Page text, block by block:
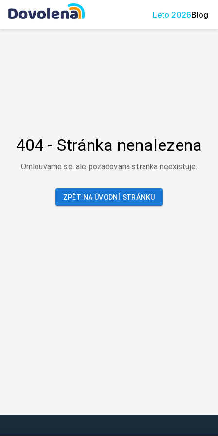
Léto 2026Blog
404 - Stránka nenalezena
Omlouváme se, ale požadovaná stránka neexistuje.
ZPĚT NA ÚVODNÍ STRÁNKU